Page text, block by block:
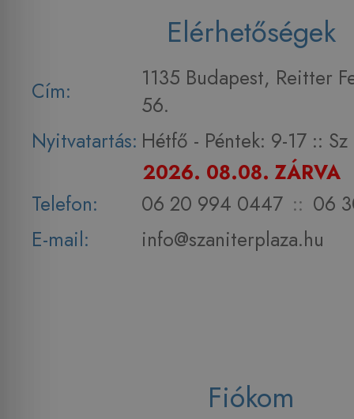
Elérhetőségek
Cím:
1135 Budapest, Reitter
56.
Nyitvatartás: Hétfő - Péntek: 9-17 :: Sz
2026. 08.08. ZÁRVA
Telefon:
06 20 994 0447 :: 06
E-mail:
info@szaniterplaza.hu
Fiókom